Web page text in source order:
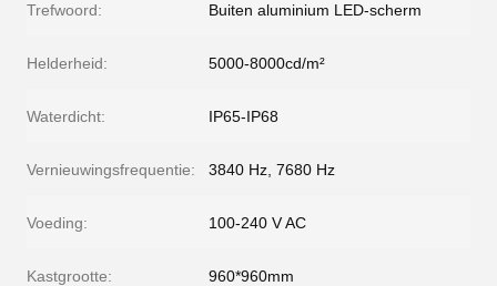
Trefwoord: Buiten aluminium LED-scherm
Helderheid: 5000-8000cd/m²
Waterdicht: IP65-IP68
Vernieuwingsfrequentie: 3840 Hz, 7680 Hz
Voeding: 100-240 V AC
Kastgrootte: 960*960mm